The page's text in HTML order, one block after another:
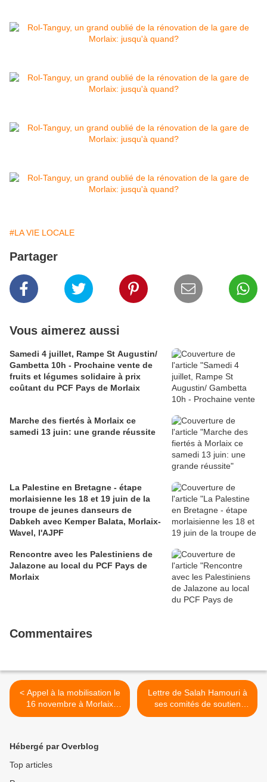
#LA VIE LOCALE
Partager
Vous aimerez aussi
Samedi 4 juillet, Rampe St Augustin/
Gambetta 10h - Prochaine vente de
fruits et légumes solidaire à prix
coûtant du PCF Pays de Morlaix
Marche des fiertés à Morlaix ce
samedi 13 juin: une grande réussite
La Palestine en Bretagne - étape
morlaisienne les 18 et 19 juin de la
troupe de jeunes danseurs de
Dabkeh avec Kemper Balata, Morlaix-
Wavel, l'AJPF
Rencontre avec les Palestiniens de
Jalazone au local du PCF Pays de
Morlaix
Commentaires
< Appel à la mobilisation le
16 novembre à Morlaix
pour lutter contre la
pro-riches de Macron:
communiqué de la section
Lettre de Salah Hamouri à
ses comités de soutien
depuis sa prison du Neguev
Hébergé par Overblog
Top articles